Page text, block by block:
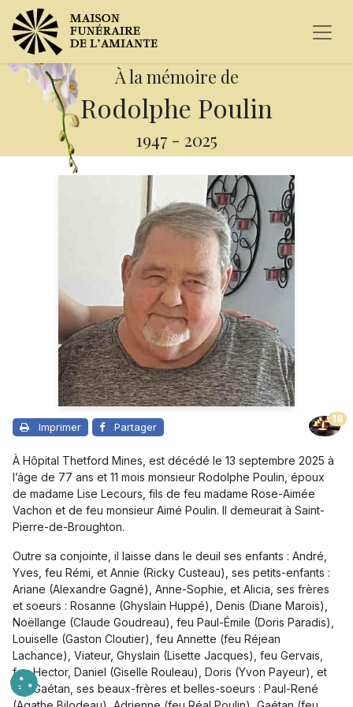
À la mémoire de
Rodolphe Poulin
1947 - 2025
Imprimer Partager
18
À Hôpital Thetford Mines, est décédé le 13 septembre 2025 à
l’âge de 77 ans et 11 mois monsieur Rodolphe Poulin, époux
de madame Lise Lecours, fils de feu madame Rose-Aimée
Vachon et de feu monsieur Aimé Poulin. Il demeurait à Saint-
Pierre-de-Broughton.
Outre sa conjointe, il laisse dans le deuil ses enfants : André,
Yves, feu Rémi, et Annie (Ricky Custeau), ses petits-enfants :
Ariane (Alexandre Gagné), Anne-Sophie, et Alicia, ses frères
et soeurs : Rosanne (Ghyslain Huppé), Denis (Diane Marois),
Noëllange (Claude Goudreau), feu Paul-Émile (Doris Paradis),
Louiselle (Gaston Cloutier), feu Annette (feu Réjean
Lachance), Viateur, Ghyslain (Lisette Jacques), feu Gervais,
feu Hector, Daniel (Giselle Rouleau), Doris (Yvon Payeur), et
feu Gaétan, ses beaux-frères et belles-soeurs : Paul-René